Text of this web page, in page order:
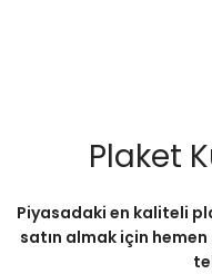
Plaket
Piyasadaki en kaliteli
satın almak için